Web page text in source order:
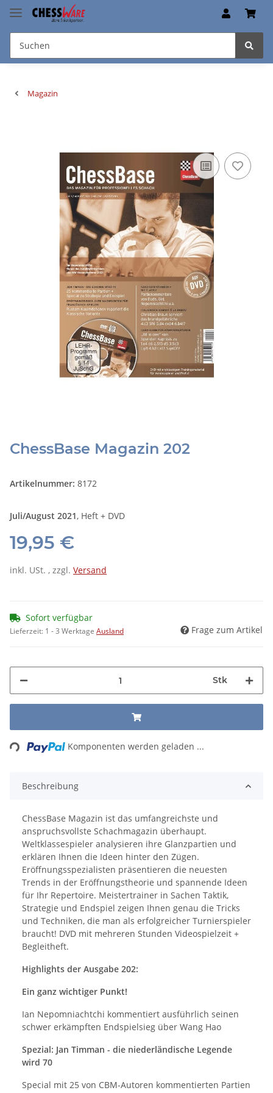
Magazin
ChessBase Magazin 202
Artikelnummer: 8172
Juli/August 2021, Heft + DVD
19,95 €
inkl. USt. , zzgl. Versand
Sofort verfügbar
Lieferzeit: 1 - 3 Werktage Ausland Frage zum Artikel
Stk
Loading... Komponenten werden geladen ...
Beschreibung
ChessBase Magazin ist das umfangreichste und
anspruchsvollste Schachmagazin überhaupt.
Weltklassespieler analysieren ihre Glanzpartien und
erklären Ihnen die Ideen hinter den Zügen.
Eröffnungsspezialisten präsentieren die neuesten
Trends in der Eröffnungstheorie und spannende Ideen
für Ihr Repertoire. Meistertrainer in Sachen Taktik,
Strategie und Endspiel zeigen Ihnen genau die Tricks
und Techniken, die man als erfolgreicher Turnierspieler
braucht! DVD mit mehreren Stunden Videospielzeit +
Begleitheft.
Highlights der Ausgabe 202:
Ein ganz wichtiger Punkt!
Ian Nepomniachtchi kommentiert ausführlich seinen
schwer erkämpften Endspielsieg über Wang Hao
Spezial: Jan Timman - die niederländische Legende
wird 70
Special mit 25 von CBM-Autoren kommentierten Partien